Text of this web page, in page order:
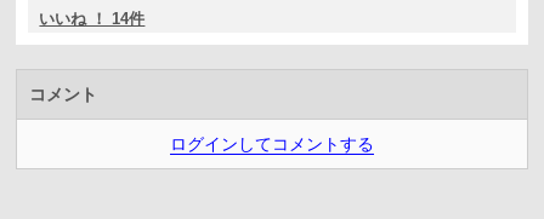
いいね ！ 14件
コメント
ログインしてコメントする